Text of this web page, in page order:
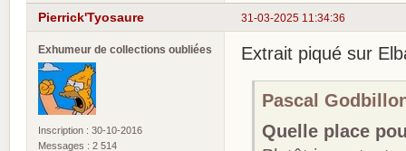
31-03-2025 11:34:36
Pierrick'Tyosaure
Exhumeur de collections oubliées
Inscription : 30-10-2016
Messages : 2 514
Extrait piqué sur
Pascal
Quelle place